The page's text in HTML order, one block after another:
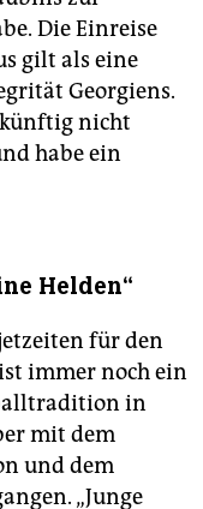
Die Einreise
gilt als eine
Georgiens.
künftig nicht
habe ein
Helden“
für den
immer noch ein
in
mit dem
und dem
„Junge